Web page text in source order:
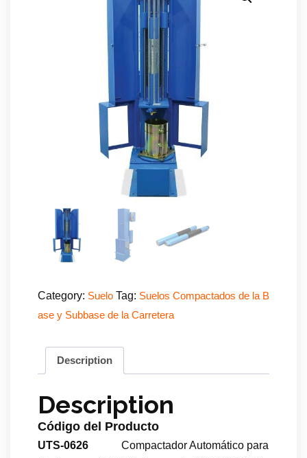
Category: Suelo Tag: Suelos Compactados de la B
ase y Subbase de la Carretera
Description
Description
Código del Producto
UTS-0626 Compactador Automático para